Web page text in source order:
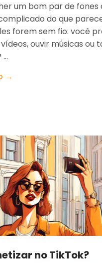
um bom par de fones
do que
forem sem fio: você
ouvir músicas ou
→
no TikTok?